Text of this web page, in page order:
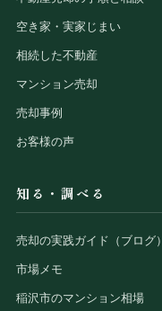
空き家・実家じまい
相続した不動産
マンション売却
売却事例
お客様の声
知る・調べる
売却の実践ガイド（ブログ）
市場メモ
稲沢市のマンション相場